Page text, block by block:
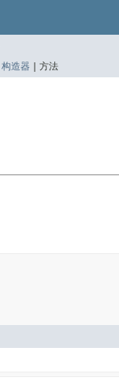
构造器 | 方法